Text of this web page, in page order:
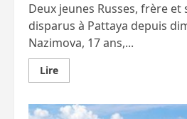
Deux jeunes Russes, frère
disparus à Pattaya depuis
Nazimova, 17 ans,...
LireEn
savoir
Encore